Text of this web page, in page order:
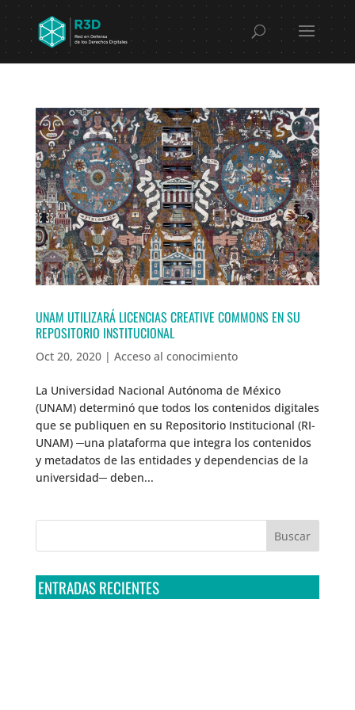
UNAM UTILIZARÁ LICENCIAS CREATIVE COMMONS EN SU
REPOSITORIO INSTITUCIONAL
Oct 20, 2020| Acceso al conocimiento
La Universidad Nacional Autónoma de México
(UNAM) determinó que todos los contenidos digitales
que se publiquen en su Repositorio Institucional (RI-
UNAM) ─una plataforma que integra los contenidos
y metadatos de las entidades y dependencias de la
universidad─ deben...
ENTRADAS RECIENTES